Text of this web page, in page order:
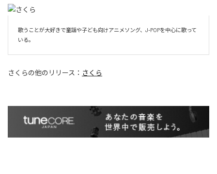
歌うことが大好きで童謡や子ども向けアニメソング、J-POPを中心に歌って
いる。
さくらの他のリリース： さくら